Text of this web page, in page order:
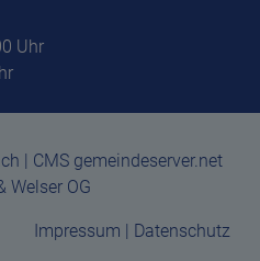
Uhr
| CMS gemeindeserver.net
Welser OG
Impressum | Datenschutz